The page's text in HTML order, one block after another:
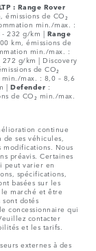
: Range Rover
de CO₂
min./max. :
232 g/km | Range
km, émissions de
min./max. :
g/km | Discovery
de CO₂
max. : 8,0 – 8,6
| Defender :
de CO₂ min./max.
continue
ses véhicules,
modifications. Nous
préavis. Certaines
peut varier en
spécifications,
basées sur les
marché et être
sont dotés
concessionnaire qui
contacter
et les tarifs.
externes à des